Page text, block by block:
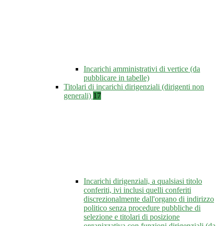
Incarichi amministrativi di vertice (da
pubblicare in tabelle)
Titolari di incarichi dirigenziali (dirigenti non
generali) 17
Incarichi dirigenziali, a qualsiasi titolo
conferiti, ivi inclusi quelli conferiti
discrezionalmente dall'organo di indirizzo
politico senza procedure pubbliche di
selezione e titolari di posizione